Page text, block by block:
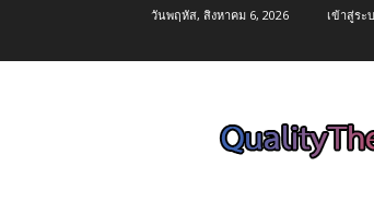
วันพฤหัส, สิงหาคม 6, 2026 เข้าสู่ระ